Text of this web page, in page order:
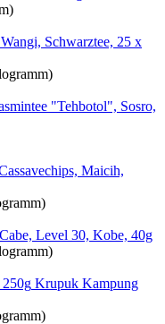
Schwarztee, 25 x
"Tehbotol", Sosro,
Maicih,
Level 30, Kobe, 40g
Krupuk Kampung